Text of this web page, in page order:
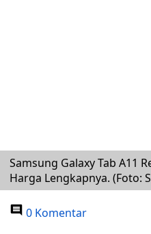
Samsung Galaxy Tab A11
Harga Lengkapnya. (Foto:
0 Komentar